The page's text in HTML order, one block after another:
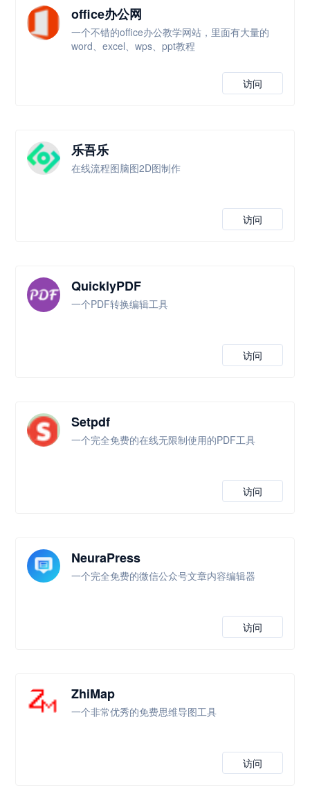
office办公网
一个不错的office办公教学网站，里面有大量的
word、excel、wps、ppt教程
访问
乐吾乐
在线流程图脑图2D图制作
访问
QuicklyPDF
一个PDF转换编辑工具
访问
Setpdf
一个完全免费的在线无限制使用的PDF工具
访问
NeuraPress
一个完全免费的微信公众号文章内容编辑器
访问
ZhiMap
一个非常优秀的免费思维导图工具
访问